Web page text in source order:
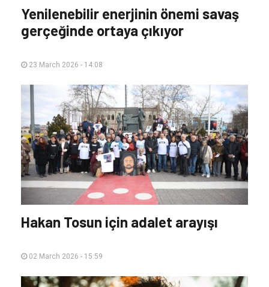
Yenilenebilir enerjinin önemi savaş
gerçeğinde ortaya çıkıyor
23 March 2026 - 14:08
Hakan Tosun için adalet arayışı
02 March 2026 - 15:59